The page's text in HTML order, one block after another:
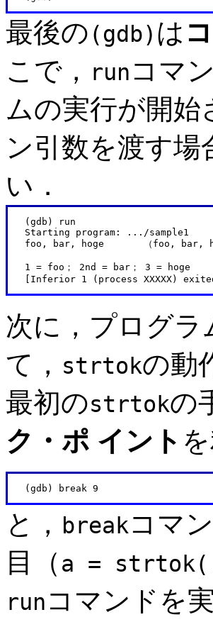
最後の (gdb) は
こで，
runコマ
ムの実行が開
ン引数を渡す場
い．
   (gdb) run
   Starting program: .../sample1
foo, bar, hoge       （foo, bar,
   1 = foo； 2nd = bar； 3 = hoge
次に，プログラ
て， strtokの動
最初のstrtokの
ク・ポ イント
と， breakコマ
目（ a =
runコマンドを